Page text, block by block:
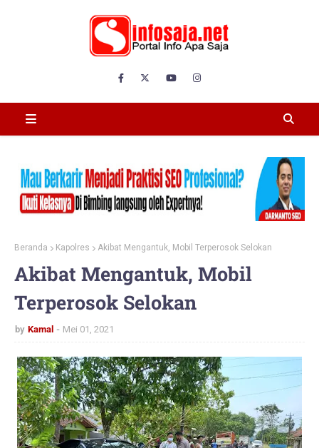
Beranda Kapolres Akibat Mengantuk, Mobil Terperosok Selokan
Akibat Mengantuk, Mobil
Terperosok Selokan
by Kamal Mei 01, 2021